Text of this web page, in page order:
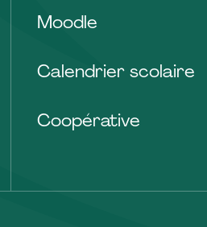
Moodle
Calendrier scolaire
Coopérative